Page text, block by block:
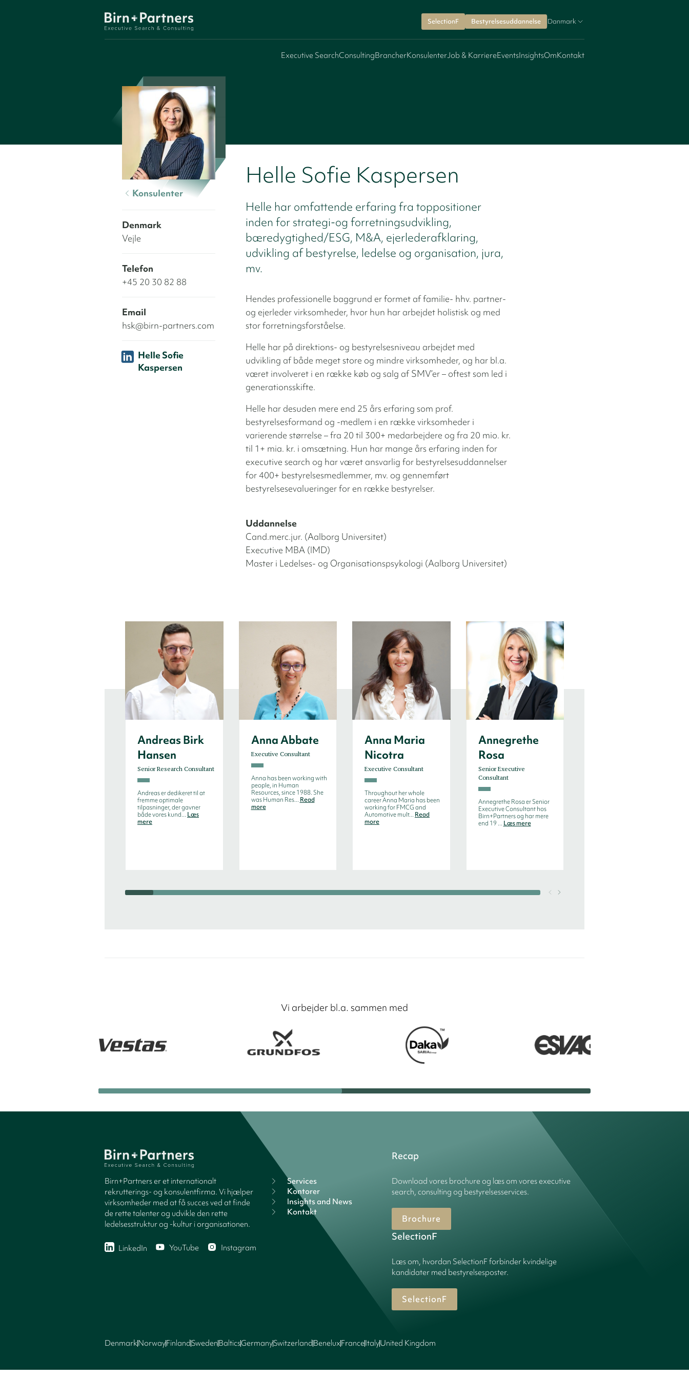
SelectionF Bestyrelsesuddannelse Danmark
Executive SearchConsultingBrancherKonsulenterJob & KarriereEventsInsightsOmKontakt
Konsulenter
Denmark
Vejle
Telefon
+45 20 30 82 88
Email
hsk@birn-partners.com
Helle Sofie
Kaspersen
Helle Sofie Kaspersen
Helle har omfattende erfaring fra toppositioner
inden for strategi-og forretningsudvikling,
bæredygtighed/ESG, M&A, ejerlederafklaring,
udvikling af bestyrelse, ledelse og organisation, jura,
mv.
Hendes professionelle baggrund er formet af familie- hhv. partner-
og ejerleder virksomheder, hvor hun har arbejdet holistisk og med
stor forretningsforståelse.
Helle har på direktions- og bestyrelsesniveau arbejdet med
udvikling af både meget store og mindre virksomheder, og har bl.a.
været involveret i en række køb og salg af SMV’er – oftest som led i
generationsskifte.
Helle har desuden mere end 25 års erfaring som prof.
bestyrelsesformand og -medlem i en række virksomheder i
varierende størrelse – fra 20 til 300+ medarbejdere og fra 20 mio. kr.
til 1+ mia. kr. i omsætning. Hun har mange års erfaring inden for
executive search og har været ansvarlig for bestyrelsesuddannelser
for 400+ bestyrelsesmedlemmer, mv. og gennemført
bestyrelsesevalueringer for en række bestyrelser.
Uddannelse
Cand.merc.jur. (Aalborg Universitet)
Executive MBA (IMD)
Master i Ledelses- og Organisationspsykologi (Aalborg Universitet)
Andreas Birk
Hansen
Senior Research Consultant
Andreas er dedikeret til at
fremme optimale
tilpasninger, der gavner
både vores kund... Læs
mere
Anna Abbate
Executive Consultant
Anna has been working with
people, in Human
Resources, since 1988. She
was Human Res... Read
more
Anna Maria
Nicotra
Executive Consultant
Throughout her whole
career Anna Maria has been
working for FMCG and
Automotive mult... Read
more
Annegrethe
Rosa
Senior Executive
Consultant
Annegrethe Rosa er Senior
Executive Consultant hos
Birn+Partners og har mere
end 19 ... Læs mere
Vi arbejder bl.a. sammen med
Birn+Partners er et internationalt
rekrutterings- og konsulentfirma. Vi hjælper
virksomheder med at få succes ved at finde
de rette talenter og udvikle den rette
ledelsesstruktur og -kultur i organisationen.
LinkedIn YouTube Instagram
Services
Kontorer
Insights and News
Kontakt
Recap
Download vores brochure og læs om vores executive
search, consulting og bestyrelsesservices.
Brochure
SelectionF
Læs om, hvordan SelectionF forbinder kvindelige
kandidater med bestyrelsesposter.
SelectionF
DenmarkNorwayFinlandSwedenBalticsGermanySwitzerlandBeneluxFranceItalyUnited Kingdom